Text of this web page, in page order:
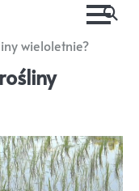
wieloletnie?